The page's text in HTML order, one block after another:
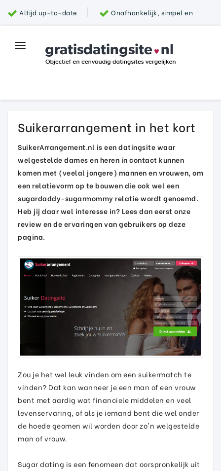
Altijd up-to-date Onafhankelijk, simpel en
Top datingsite
Parship
Toggle
navigation
Suikerarrangement in het kort
SuikerArrangement.nl is een datingsite waar
welgestelde dames en heren in contact kunnen
komen met (veelal jongere) mannen en vrouwen, om
een relatievorm op te bouwen die ook wel een
sugardaddy-sugarmommy relatie wordt genoemd.
Heb jij daar wel interesse in? Lees dan eerst onze
review en de ervaringen van gebruikers op deze
pagina.
Zou je het wel leuk vinden om een suikermatch te
vinden? Dat kan wanneer je een man of een vrouw
bent met aardig wat financiele middelen en veel
levenservaring, of als je iemand bent die wel onder
de hoede geomen wil worden door zo'n welgestelde
man of vrouw.
Sugar dating is een fenomeen dat oorspronkelijk uit